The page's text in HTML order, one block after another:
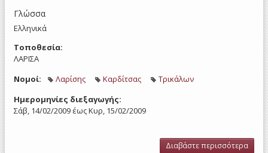
Γλώσσα
Ελληνικά
Τοποθεσία:
ΛΑΡΙΣΑ
Νομοί:
Λαρίσης Καρδίτσας
Τρικάλων
Ημερομηνίες διεξαγωγής:
Σάβ, 14/02/2009 έωςΚυρ, 15/02/2009
Διαβάστε περισσότερα